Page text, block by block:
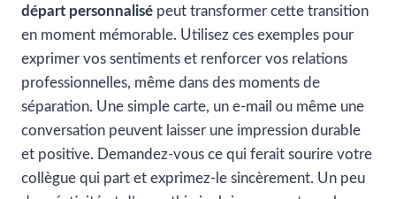
départ personnalisé peut transformer cette transition
en moment mémorable. Utilisez ces exemples pour
exprimer vos sentiments et renforcer vos relations
professionnelles, même dans des moments de
séparation. Une simple carte, un e-mail ou même une
conversation peuvent laisser une impression durable
et positive. Demandez-vous ce qui ferait sourire votre
collègue qui part et exprimez-le sincèrement. Un peu